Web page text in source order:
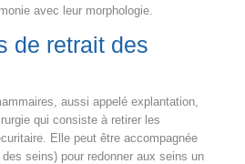
avec leur morphologie.
de retrait des
aussi appelé explantation,
qui consiste à retirer les
Elle peut être accompagnée
seins) pour redonner aux seins un